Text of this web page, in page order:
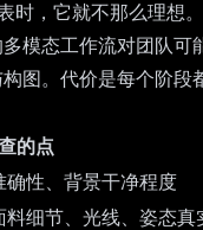
时，它就不那么理想
模态工作流对团队
图。代价是每个阶段
的点
确性、背景干净程度
料细节、光线、姿态真